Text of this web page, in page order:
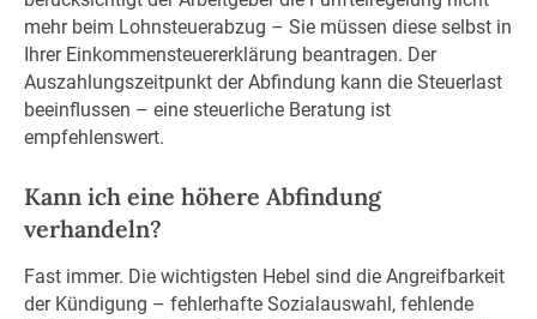
mehr beim Lohnsteuerabzug – Sie müssen diese selbst in
Ihrer Einkommensteuererklärung beantragen. Der
Auszahlungszeitpunkt der Abfindung kann die Steuerlast
beeinflussen – eine steuerliche Beratung ist
empfehlenswert.
Kann ich eine höhere Abfindung
verhandeln?
Fast immer. Die wichtigsten Hebel sind die Angreifbarkeit
der Kündigung – fehlerhafte Sozialauswahl, fehlende